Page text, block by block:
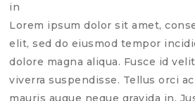
in
Lorem ipsum dolor sit amet,
elit, sed do eiusmod tempor
dolore magna aliqua. Fusce id
viverra suspendisse. Tellus orci